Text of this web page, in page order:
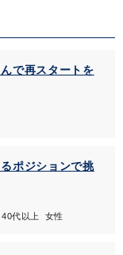
で再スタートを
ポジションで挑
40代以上 女性